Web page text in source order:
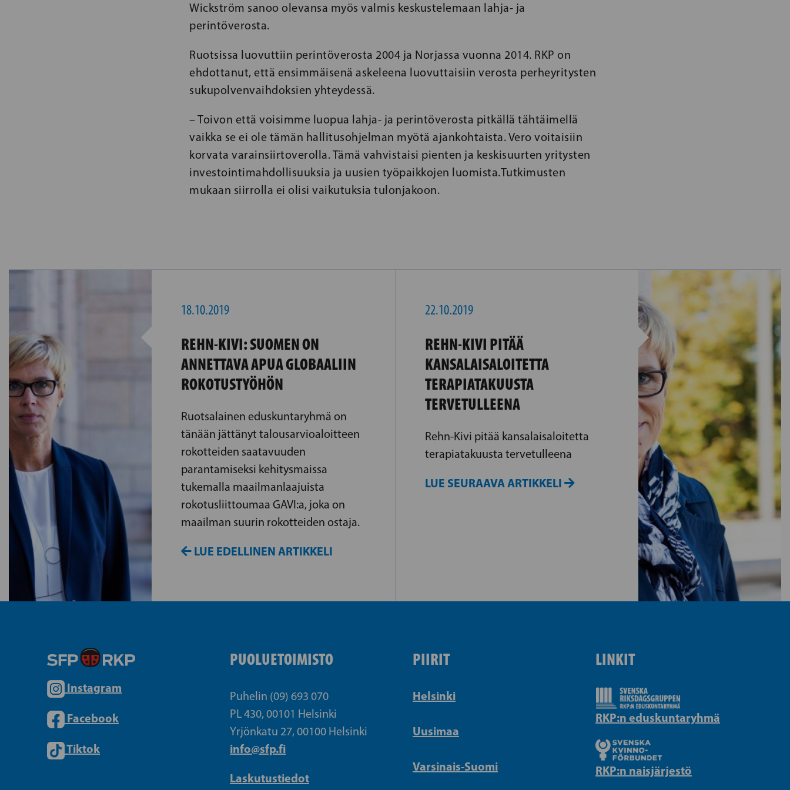
Wickström sanoo olevansa myös valmis keskustelemaan lahja- ja
perintöverosta.
Ruotsissa luovuttiin perintöverosta 2004 ja Norjassa vuonna 2014. RKP on
ehdottanut, että ensimmäisenä askeleena luovuttaisiin verosta perheyritysten
sukupolvenvaihdoksien yhteydessä.
– Toivon että voisimme luopua lahja- ja perintöverosta pitkällä tähtäimellä
vaikka se ei ole tämän hallitusohjelman myötä ajankohtaista. Vero voitaisiin
korvata varainsiirtoverolla. Tämä vahvistaisi pienten ja keskisuurten yritysten
investointimahdollisuuksia ja uusien työpaikkojen luomista.Tutkimusten
mukaan siirrolla ei olisi vaikutuksia tulonjakoon.
18.10.2019
REHN-KIVI: SUOMEN ON
ANNETTAVA APUA GLOBAALIIN
ROKOTUSTYÖHÖN
Ruotsalainen eduskuntaryhmä on
tänään jättänyt talousarvioaloitteen
rokotteiden saatavuuden
parantamiseksi kehitysmaissa
tukemalla maailmanlaajuista
rokotusliittoumaa GAVI:a, joka on
maailman suurin rokotteiden ostaja.
LUE EDELLINEN ARTIKKELI
22.10.2019
REHN-KIVI PITÄÄ
KANSALAISALOITETTA
TERAPIATAKUUSTA
TERVETULLEENA
Rehn-Kivi pitää kansalaisaloitetta
terapiatakuusta tervetulleena
LUE SEURAAVA ARTIKKELI
Instagram
Facebook
Tiktok
PUOLUETOIMISTO
Puhelin (09) 693 070
PL 430, 00101 Helsinki
Yrjönkatu 27, 00100 Helsinki
info@sfp.fi
Laskutustiedot
PIIRIT
Helsinki
Uusimaa
Varsinais-Suomi
LINKIT
RKP:n eduskuntaryhmä
RKP:n naisjärjestö